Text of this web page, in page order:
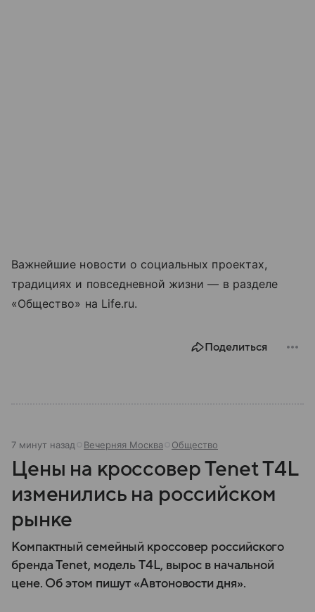
Важнейшие новости о социальных проектах,
традициях и повседневной жизни — в разделе
«Общество» на Life.ru.
Поделиться
7 минут назад Вечерняя Москва Общество
Цены на кроссовер Tenet T4L
изменились на российском
рынке
Компактный семейный кроссовер российского
бренда Tenet, модель T4L, вырос в начальной
цене. Об этом пишут «Автоновости дня».